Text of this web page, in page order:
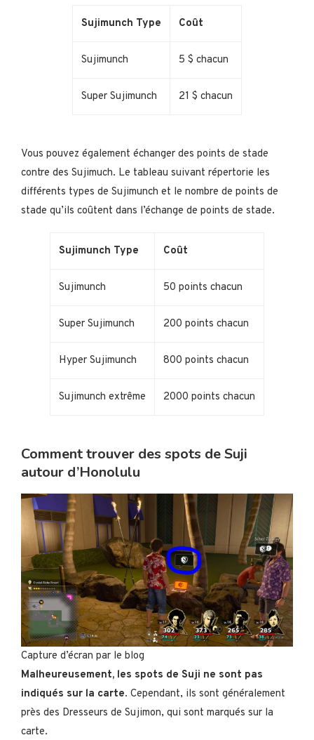
Sujimunch Type Coût
Sujimunch 5 $ chacun
Super Sujimunch 21 $ chacun
Vous pouvez également échanger des points de stade
contre des Sujimuch. Le tableau suivant répertorie les
différents types de Sujimunch et le nombre de points de
stade qu’ils coûtent dans l’échange de points de stade.
Sujimunch Type Coût
Sujimunch 50 points chacun
Super Sujimunch 200 points chacun
Hyper Sujimunch 800 points chacun
Sujimunch extrême 2000 points chacun
Comment trouver des spots de Suji
autour d’Honolulu
Capture d’écran par le blog
Malheureusement, les spots de Suji ne sont pas
indiqués sur la carte. Cependant, ils sont généralement
près des Dresseurs de Sujimon, qui sont marqués sur la
carte.